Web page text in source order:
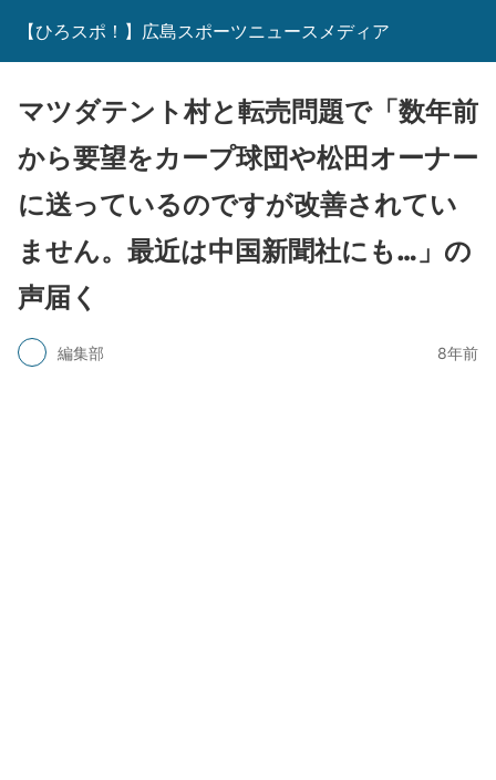
【ひろスポ！】広島スポーツニュースメディア
マツダテント村と転売問題で「数年前
から要望をカープ球団や松田オーナー
に送っているのですが改善されてい
ません。最近は中国新聞社にも…」の
声届く
編集部 8年前